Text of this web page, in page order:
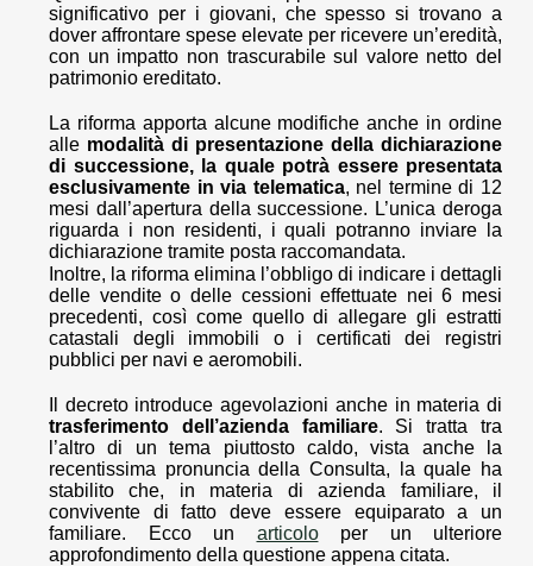
significativo per i giovani, che spesso si trovano a
dover affrontare spese elevate per ricevere un’eredità,
con un impatto non trascurabile sul valore netto del
patrimonio ereditato.
La riforma apporta alcune modifiche anche in ordine
alle modalità di presentazione della dichiarazione
di successione, la quale potrà essere presentata
esclusivamente in via telematica, nel termine di 12
mesi dall’apertura della successione. L’unica deroga
riguarda i non residenti, i quali potranno inviare la
dichiarazione tramite posta raccomandata.
Inoltre, la riforma elimina l’obbligo di indicare i dettagli
delle vendite o delle cessioni effettuate nei 6 mesi
precedenti, così come quello di allegare gli estratti
catastali degli immobili o i certificati dei registri
pubblici per navi e aeromobili.
Il decreto introduce agevolazioni anche in materia di
trasferimento dell’azienda familiare. Si tratta tra
l’altro di un tema piuttosto caldo, vista anche la
recentissima pronuncia della Consulta, la quale ha
stabilito che, in materia di azienda familiare, il
convivente di fatto deve essere equiparato a un
familiare. Ecco un articoloper un ulteriore
approfondimento della questione appena citata.